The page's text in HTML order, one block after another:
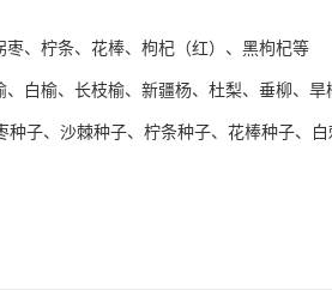
枣、柠条、花棒、枸杞（红）、黑枸杞等
白榆、长枝榆、新疆杨、杜梨、垂柳、旱
子、沙棘种子、柠条种子、花棒种子、白